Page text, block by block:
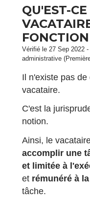
QU'EST-
Vérifié le 27 Sep 2022
administrative
Il n'existe pas
vacataire.
C'est la
notion.
Ainsi, le
accomplir une
et limitée à
et rémunéré à
tâche.